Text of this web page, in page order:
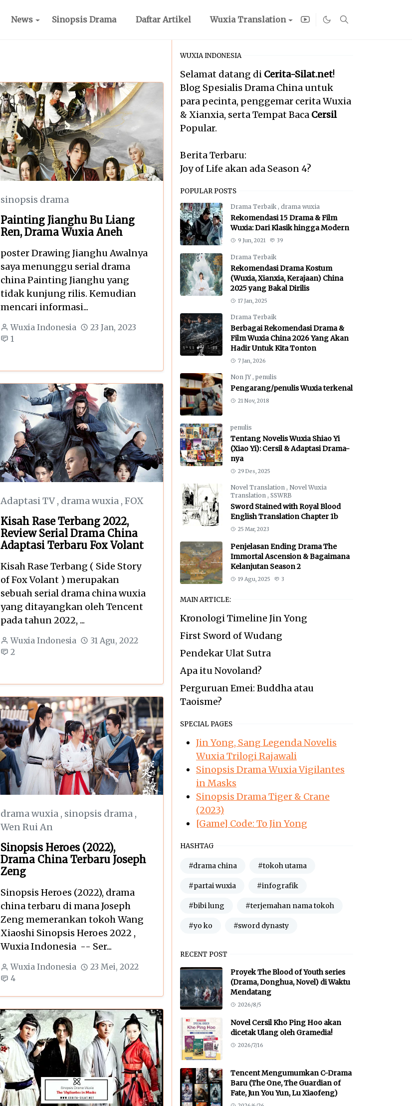
News Sinopsis Drama Daftar Artikel Wuxia Translation
sinopsis drama
Painting Jianghu Bu Liang
Ren, Drama Wuxia Aneh
poster Drawing Jianghu Awalnya
saya menunggu serial drama
china Painting Jianghu yang
tidak kunjung rilis. Kemudian
mencari informasi...
Wuxia Indonesia
23 Jan, 2023
1
Adaptasi TV, drama wuxia , FOX
Kisah Rase Terbang 2022,
Review Serial Drama China
Adaptasi Terbaru Fox Volant
Kisah Rase Terbang ( Side Story
of Fox Volant ) merupakan
sebuah serial drama china wuxia
yang ditayangkan oleh Tencent
pada tahun 2022, ...
Wuxia Indonesia
31 Agu, 2022
2
drama wuxia , sinopsis drama ,
Wen Rui An
Sinopsis Heroes (2022),
Drama China Terbaru Joseph
Zeng
Sinopsis Heroes (2022), drama
china terbaru di mana Joseph
Zeng memerankan tokoh Wang
Xiaoshi Sinopsis Heroes 2022 ,
Wuxia Indonesia -- Ser...
Wuxia Indonesia
23 Mei, 2022
4
WUXIA INDONESIA
Selamat datang di Cerita-Silat.net!
Blog Spesialis Drama China untuk
para pecinta, penggemar cerita Wuxia
& Xianxia, serta Tempat Baca Cersil
Popular.
Berita Terbaru:
Joy of Life akan ada Season 4?
POPULAR POSTS
Drama Terbaik , drama wuxia
Rekomendasi 15 Drama & Film
Wuxia: Dari Klasik hingga Modern
9 Jun, 2021 39
Drama Terbaik
Rekomendasi Drama Kostum
(Wuxia, Xianxia, Kerajaan) China
2025 yang Bakal Dirilis
17 Jan, 2025
Drama Terbaik
Berbagai Rekomendasi Drama &
Film Wuxia China 2026 Yang Akan
Hadir Untuk Kita Tonton
7 Jan, 2026
Non JY , penulis
Pengarang/penulis Wuxia terkenal
21 Nov, 2018
penulis
Tentang Novelis Wuxia Shiao Yi
(Xiao Yi): Cersil & Adaptasi Drama-
nya
29 Des, 2025
Novel Translation , Novel Wuxia
Translation , SSWRB
Sword Stained with Royal Blood
English Translation Chapter 1b
25 Mar, 2023
Penjelasan Ending Drama The
Immortal Ascension & Bagaimana
Kelanjutan Season 2
19 Agu, 2025 3
MAIN ARTICLE:
Kronologi Timeline Jin Yong
First Sword of Wudang
Pendekar Ulat Sutra
Apa itu Novoland?
Perguruan Emei: Buddha atau
Taoisme?
SPECIAL PAGES
Jin Yong, Sang Legenda Novelis
Wuxia Trilogi Rajawali
Sinopsis Drama Wuxia Vigilantes
in Masks
Sinopsis Drama Tiger & Crane
(2023)
[Game] Code: To Jin Yong
HASHTAG
#drama china #tokoh utama
#partai wuxia #infografik
#bibi lung #terjemahan nama tokoh
#yo ko #sword dynasty
RECENT POST
Proyek The Blood of Youth series
(Drama, Donghua, Novel) di Waktu
Mendatang
2026/8/5
Novel Cersil Kho Ping Hoo akan
dicetak Ulang oleh Gramedia!
2026/7/16
Tencent Mengumumkan C-Drama
Baru (The One, The Guardian of
Fate, Jun You Yun, Lu Xiaofeng)